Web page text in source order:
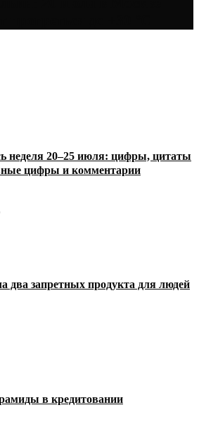
неделя 20–25 июля: цифры, цитаты
цифры и комментарии
два запретных продукта для людей
в кредитовании